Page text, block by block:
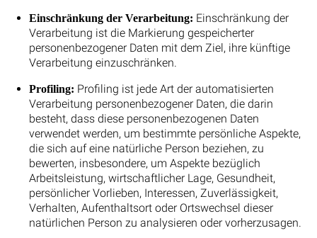
Einschränkung der Verarbeitung: Einschränkung der
Verarbeitung ist die Markierung gespeicherter
personenbezogener Daten mit dem Ziel, ihre künftige
Verarbeitung einzuschränken.
Profiling: Profiling ist jede Art der automatisierten
Verarbeitung personenbezogener Daten, die darin
besteht, dass diese personenbezogenen Daten
verwendet werden, um bestimmte persönliche Aspekte,
die sich auf eine natürliche Person beziehen, zu
bewerten, insbesondere, um Aspekte bezüglich
Arbeitsleistung, wirtschaftlicher Lage, Gesundheit,
persönlicher Vorlieben, Interessen, Zuverlässigkeit,
Verhalten, Aufenthaltsort oder Ortswechsel dieser
natürlichen Person zu analysieren oder vorherzusagen.